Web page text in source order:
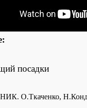
посадки